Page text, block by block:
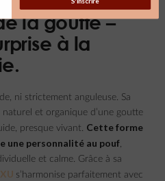
la goutte –
à la
ni strictement anguleuse. Sa
et organique d’une goutte
presque vivant. Cette forme
une personnalité au pouf,
et calme. Grâce à sa
s’harmonise parfaitement avec